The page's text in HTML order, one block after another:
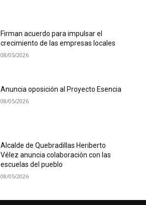
Firman acuerdo para impulsar el
crecimiento de las empresas locales
08/05/2026
Anuncia oposición al Proyecto Esencia
08/05/2026
Alcalde de Quebradillas Heriberto
Vélez anuncia colaboración con las
escuelas del pueblo
08/05/2026